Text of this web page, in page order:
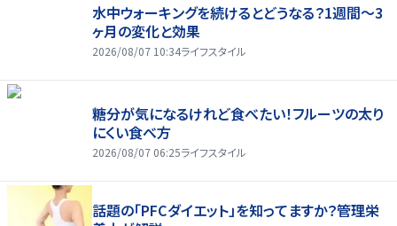
水中ウォーキングを続けるとどうなる？1週間～3
ヶ月の変化と効果
2026/08/07 10:34ライフスタイル
糖分が気になるけれど食べたい！フルーツの太り
にくい食べ方
2026/08/07 06:25ライフスタイル
話題の「PFCダイエット」を知ってますか？管理栄